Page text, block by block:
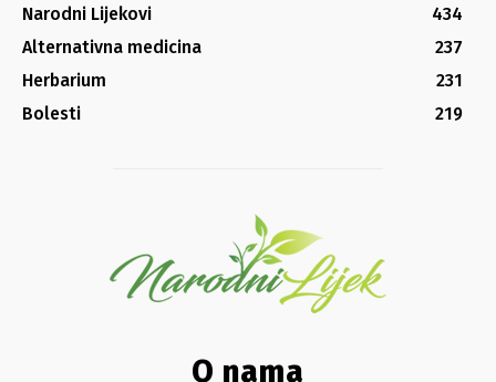
Narodni Lijekovi
434
Alternativna medicina
237
Herbarium
231
Bolesti
219
O nama